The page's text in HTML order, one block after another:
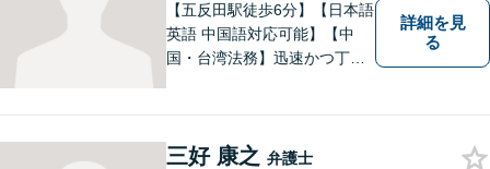
【五反田駅徒歩6分】【日本語
英語 中国語対応可能】【中
国・台湾法務】迅速かつ丁寧
詳細を見
る
三好 康之 弁護士